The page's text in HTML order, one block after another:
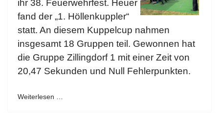
ihr 38. Feuerwehrfest. Heuer
fand der „1. Höllenkuppler“
statt. An diesem Kuppelcup nahmen
insgesamt 18 Gruppen teil. Gewonnen hat
die Gruppe Zillingdorf 1 mit einer Zeit von
20,47 Sekunden und Null Fehlerpunkten.
Weiterlesen …